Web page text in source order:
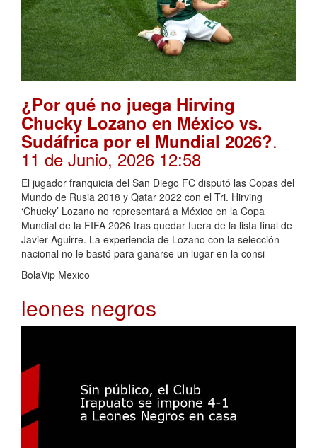
¿Por qué no juega Hirving
Chucky Lozano en México vs.
Sudáfrica por el Mundial 2026?.
11 de Junio, 2026 12:58
El jugador franquicia del San Diego FC disputó las Copas del
Mundo de Rusia 2018 y Qatar 2022 con el Tri. Hirving
‘Chucky’ Lozano no representará a México en la Copa
Mundial de la FIFA 2026 tras quedar fuera de la lista final de
Javier Aguirre. La experiencia de Lozano con la selección
nacional no le bastó para ganarse un lugar en la consi
BolaVip Mexico
leones negros